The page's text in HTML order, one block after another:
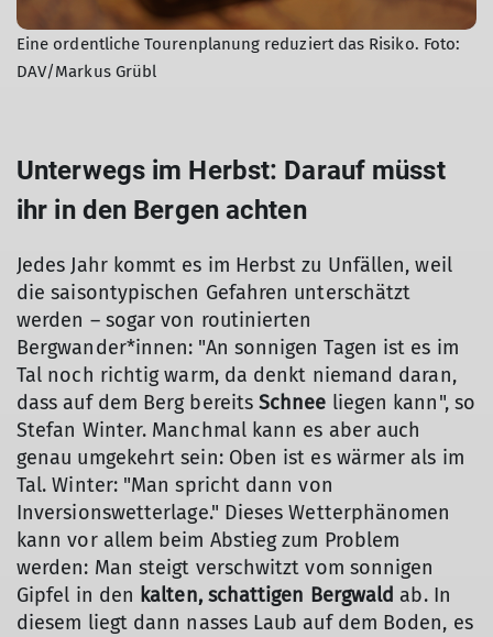
Eine ordentliche Tourenplanung reduziert das Risiko. Foto:
DAV/Markus Grübl
Unterwegs im Herbst: Darauf müsst
ihr in den Bergen achten
Jedes Jahr kommt es im Herbst zu Unfällen, weil
die saisontypischen Gefahren unterschätzt
werden – sogar von routinierten
Bergwander*innen: "An sonnigen Tagen ist es im
Tal noch richtig warm, da denkt niemand daran,
dass auf dem Berg bereitsSchnee liegen kann", so
Stefan Winter. Manchmal kann es aber auch
genau umgekehrt sein: Oben ist es wärmer als im
Tal. Winter: "Man spricht dann von
Inversionswetterlage." Dieses Wetterphänomen
kann vor allem beim Abstieg zum Problem
werden: Man steigt verschwitzt vom sonnigen
Gipfel in den kalten, schattigen Bergwald ab. In
diesem liegt dann nasses Laub auf dem Boden, es